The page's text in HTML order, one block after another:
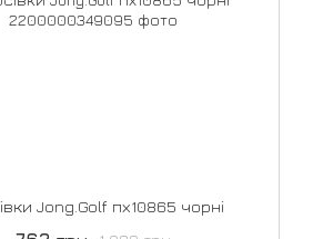
Jong.Golf пх10865 чорні